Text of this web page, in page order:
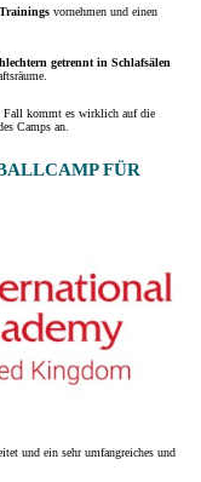
vornehmen und einen
getrennt in Schlafsälen
Fall kommt es wirklich auf die
Camps an.
FÜR M
und ein sehr umfangreiches und